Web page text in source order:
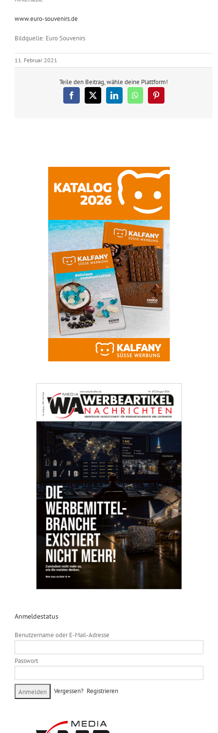
www.euro-souvenirs.de
Bildquelle: Euro Souvenirs
11. Februar 2021
Teile den Beitrag, wähle deine Plattform!
Facebook
X LinkedInWhatsAppPinterest
Anmeldestatus
Benutzername oder E-Mail-Adresse
Passwort
Vergessen? Registrieren